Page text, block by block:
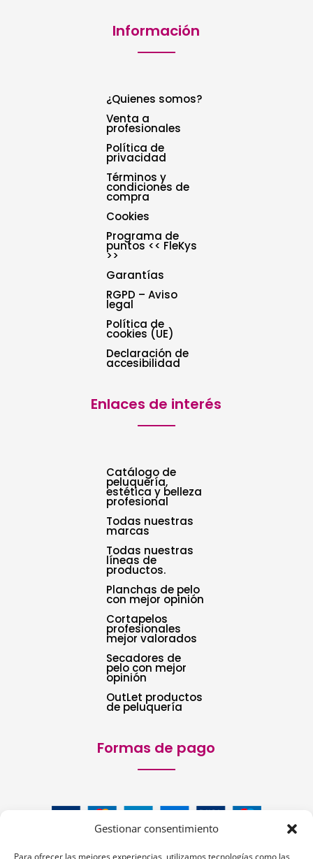
Gestionar consentimiento
Para ofrecer las mejores experiencias, utilizamos tecnologías como las
Información
¿Quienes somos?
Venta a
profesionales
Política de
privacidad
Términos y
condiciones de
compra
Cookies
Programa de
puntos << FleKys
>>
Garantías
RGPD – Aviso
legal
Política de
cookies (UE)
Declaración de
accesibilidad
Enlaces de interés
Catálogo de
peluquería,
estética y belleza
profesional
Todas nuestras
marcas
Todas nuestras
líneas de
productos.
Planchas de pelo
con mejor opinión
Cortapelos
profesionales
mejor valorados
Secadores de
pelo con mejor
opinión
OutLet productos
de peluquería
Formas de pago